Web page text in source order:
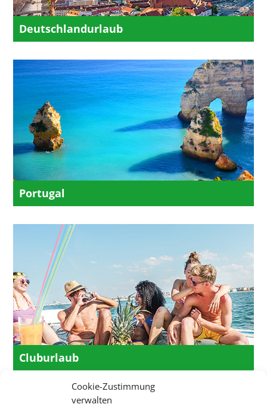
Cookie-Zustimmung
verwalten
Deutschlandurlaub
Portugal
Cluburlaub